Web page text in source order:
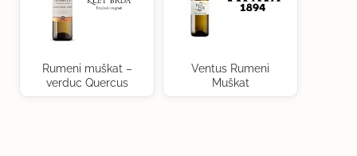
Rumeni muškat –
verduc Quercus
Ventus Rumeni
Muškat